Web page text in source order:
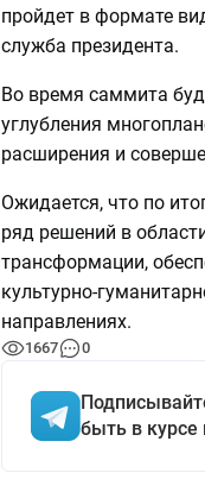
пройдет в формате
служба президента.
Во время саммита
углубления
расширения и
Ожидается, что по
ряд решений в
трансформации,
культурно-
направлениях.
1667 0
быть в курсе